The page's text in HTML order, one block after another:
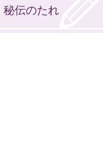
秘伝のたれ